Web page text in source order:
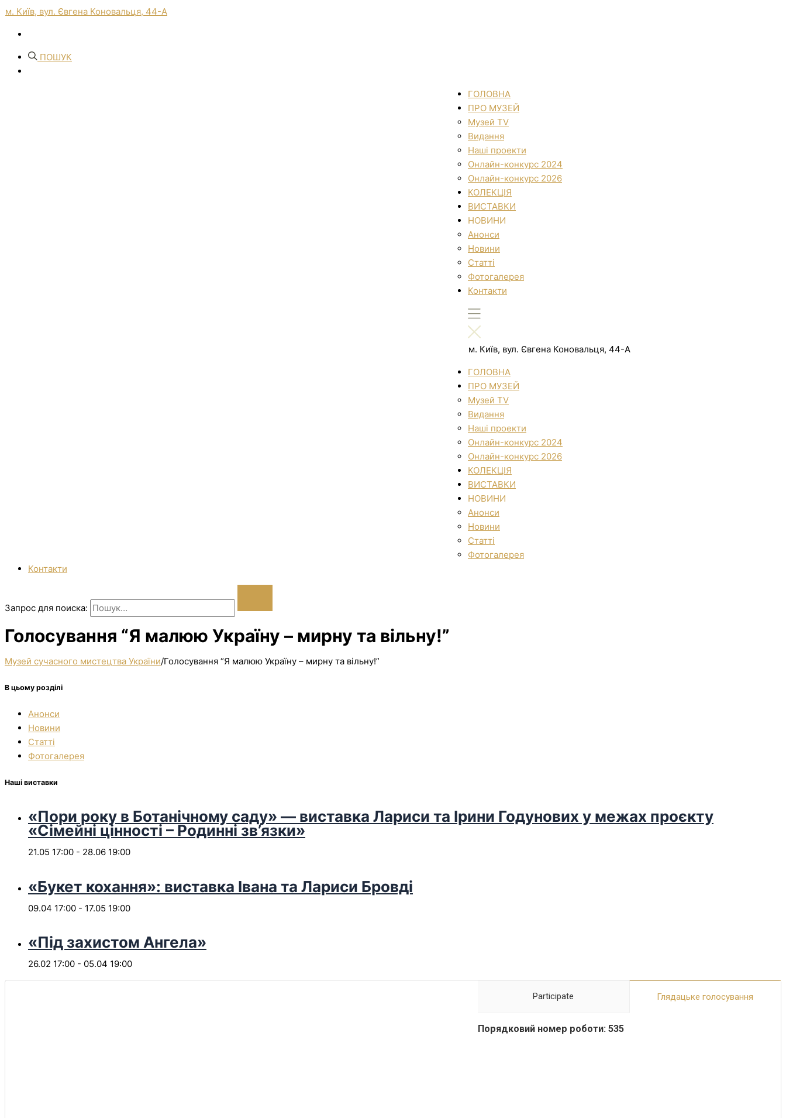
м. Київ, вул. Євгена Коновальця, 44-А
ПОШУК
ГОЛОВНА
ПРО МУЗЕЙ
Музей TV
Видання
Наші проекти
Онлайн-конкурс 2024
Онлайн-конкурс 2026
КОЛЕКЦІЯ
ВИСТАВКИ
НОВИНИ
Анонси
Новини
Статті
Фотогалерея
Контакти
м. Київ, вул. Євгена Коновальця, 44-А
ГОЛОВНА
ПРО МУЗЕЙ
Музей TV
Видання
Наші проекти
Онлайн-конкурс 2024
Онлайн-конкурс 2026
КОЛЕКЦІЯ
ВИСТАВКИ
НОВИНИ
Анонси
Новини
Статті
Фотогалерея
Контакти
Запрос для поиска:
Голосування “Я малюю Україну – мирну та вільну!”
Музей сучасного мистецтва України/Голосування “Я малюю Україну – мирну та вільну!”
В цьому розділі
Анонси
Новини
Статті
Фотогалерея
Наші виставки
«Пори року в Ботанічному саду» — виставка Лариси та Ірини Годунових у межах проєкту
«Сімейні цінності – Родинні зв’язки»
21.05 17:00 - 28.06 19:00
«Букет кохання»: виставка Івана та Лариси Бровді
09.04 17:00 - 17.05 19:00
«Під захистом Ангела»
26.02 17:00 - 05.04 19:00
Participate Глядацьке голосування
Порядковий номер роботи: 535